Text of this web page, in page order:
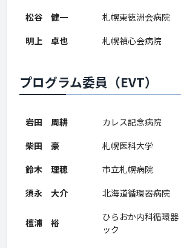
松谷 健一
札幌東徳洲会病院
明上 卓也
札幌禎心会病院
プログラム委員（EVT）
岩田 周耕
カレス記念病院
柴田 豪
札幌医科大学
鈴木 理穂
市立札幌病院
須永 大介
北海道循環器病院
檀浦 裕
ひらおか内科循環
ック